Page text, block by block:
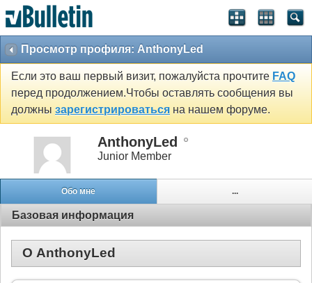
Просмотр профиля: AnthonyLed
Если это ваш первый визит, пожалуйста прочтите FAQ
перед продолжением.Чтобы оставлять сообщения вы
должны зарегистрироваться на нашем форуме.
AnthonyLed
Junior Member
Обо мне ...
Базовая информация
О AnthonyLed